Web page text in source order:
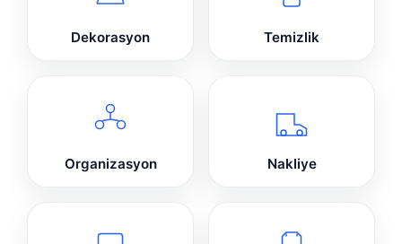
Dekorasyon Temizlik
Organizasyon Nakliye